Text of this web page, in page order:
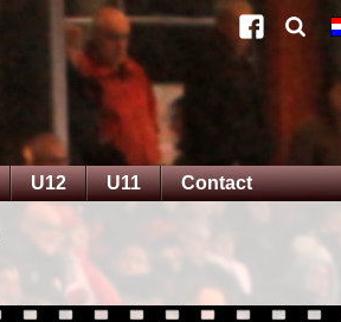
U12 U11 Contact